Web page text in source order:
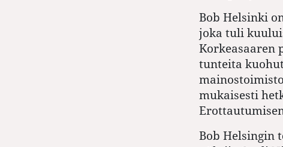
Bob Helsinki
joka tuli
Korkeasaaren
tunteita
mukaisesti
Bob Helsingin